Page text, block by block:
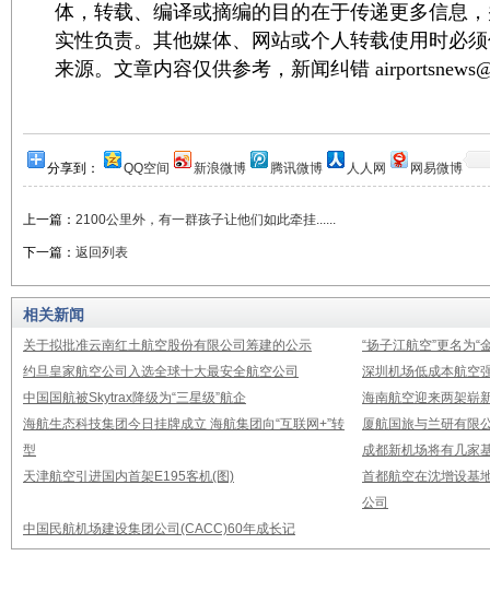
体，转载、编译或摘编的目的在于传递更多信息
实性负责。其他媒体、网站或个人转载使用时必
来源。文章内容仅供参考，新闻纠错
分享到： QQ空间 新浪微博 腾讯微博 人人网 网易微博
上一篇： 2100公里外，有一群孩子让他们如此牵挂......
下一篇： 返回列表
相关新闻
关于拟批准云南红土航空股份有限公司筹建的公示
“扬子江航空”更名为“
约旦皇家航空公司入选全球十大最安全航空公司
深圳机场低成本航空
中国国航被Skytrax降级为“三星级”航企
海南航空迎来两架崭
海航生态科技集团今日挂牌成立 海航集团向“互联网+”转
型
厦航国旅与兰研有限
成都新机场将有几家
天津航空引进国内首架E195客机(图)
首都航空在沈增设基
公司
中国民航机场建设集团公司(CACC)60年成长记